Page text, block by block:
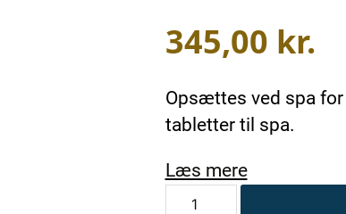
345,00 kr.
Opsættes ved spa
tabletter til spa.
Læs mere